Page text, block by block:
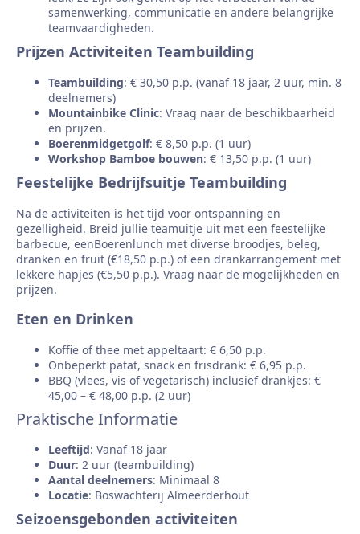
samenwerking, communicatie en andere belangrijke
teamvaardigheden.
Prijzen Activiteiten Teambuilding
Teambuilding: € 30,50 p.p. (vanaf 18 jaar, 2 uur, min. 8
deelnemers)
Mountainbike Clinic: Vraag naar de beschikbaarheid
en prijzen.
Boerenmidgetgolf: € 8,50 p.p. (1 uur)
Workshop Bamboe bouwen: € 13,50 p.p. (1 uur)
Feestelijke Bedrijfsuitje Teambuilding
Na de activiteiten is het tijd voor ontspanning en
gezelligheid. Breid jullie teamuitje uit met een feestelijke
barbecue, eenBoerenlunch met diverse broodjes, beleg,
dranken en fruit (€18,50 p.p.) of een drankarrangement met
lekkere hapjes (€5,50 p.p.). Vraag naar de mogelijkheden en
prijzen.
Eten en Drinken
Koffie of thee met appeltaart: € 6,50 p.p.
Onbeperkt patat, snack en frisdrank: € 6,95 p.p.
BBQ (vlees, vis of vegetarisch) inclusief drankjes: €
45,00 – € 48,00 p.p. (2 uur)
Praktische Informatie
Leeftijd: Vanaf 18 jaar
Duur: 2 uur (teambuilding)
Aantal deelnemers: Minimaal 8
Locatie: Boswachterij Almeerderhout
Seizoensgebonden activiteiten